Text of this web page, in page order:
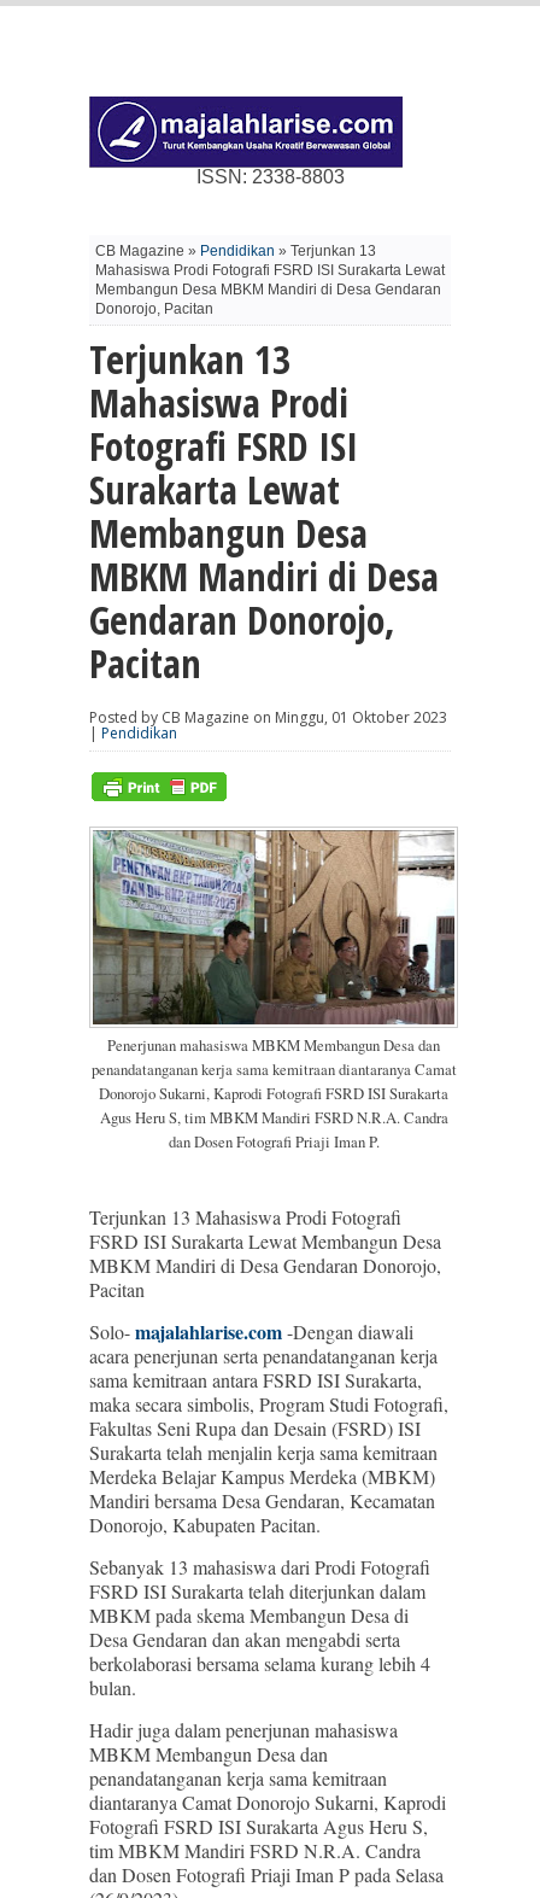
ISSN: 2338-8803
CB Magazine » Pendidikan » Terjunkan 13
Mahasiswa Prodi Fotografi FSRD ISI Surakarta Lewat
Membangun Desa MBKM Mandiri di Desa Gendaran
Donorojo, Pacitan
Terjunkan 13
Mahasiswa Prodi
Fotografi FSRD ISI
Surakarta Lewat
Membangun Desa
MBKM Mandiri di Desa
Gendaran Donorojo,
Pacitan
Posted by CB Magazine on Minggu, 01 Oktober 2023
| Pendidikan
Penerjunan mahasiswa MBKM Membangun Desa dan
penandatanganan kerja sama kemitraan diantaranya Camat
Donorojo Sukarni, Kaprodi Fotografi FSRD ISI Surakarta
Agus Heru S, tim MBKM Mandiri FSRD N.R.A. Candra
dan Dosen Fotografi Priaji Iman P.
Terjunkan 13 Mahasiswa Prodi Fotografi
FSRD ISI Surakarta Lewat Membangun Desa
MBKM Mandiri di Desa Gendaran Donorojo,
Pacitan
Solo-majalahlarise.com-Dengan diawali
acara penerjunan serta penandatanganan kerja
sama kemitraan antara FSRD ISI Surakarta,
maka secara simbolis, Program Studi Fotografi,
Fakultas Seni Rupa dan Desain (FSRD) ISI
Surakarta telah menjalin kerja sama kemitraan
Merdeka Belajar Kampus Merdeka (MBKM)
Mandiri bersama Desa Gendaran, Kecamatan
Donorojo, Kabupaten Pacitan.
Sebanyak 13 mahasiswa dari Prodi Fotografi
FSRD ISI Surakarta telah diterjunkan dalam
MBKM pada skema Membangun Desa di
Desa Gendaran dan akan mengabdi serta
berkolaborasi bersama selama kurang lebih 4
bulan.
Hadir juga dalam penerjunan mahasiswa
MBKM Membangun Desa dan
penandatanganan kerja sama kemitraan
diantaranya Camat Donorojo Sukarni, Kaprodi
Fotografi FSRD ISI Surakarta Agus Heru S,
tim MBKM Mandiri FSRD N.R.A. Candra
dan Dosen Fotografi Priaji Iman P pada Selasa